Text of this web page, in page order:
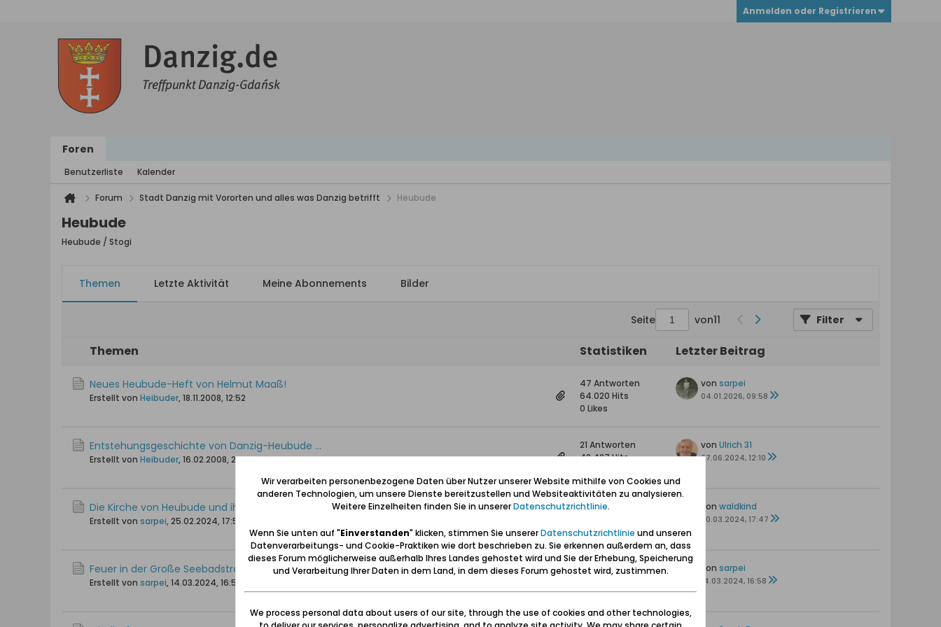
Anmelden oder Registrieren
Foren
Benutzerliste Kalender
Forum Stadt Danzig mit Vororten und alles was Danzig betrifft Heubude
Heubude
Heubude / Stogi
Themen Letzte Aktivität Meine Abonnements Bilder
Seite von11 Filter
Themen Statistiken Letzter Beitrag
Neues Heubude-Heft von Helmut Maaß!
Erstellt von Heibuder, 18.11.2008, 12:52
47 Antworten
64.020 Hits
0 Likes
von sarpei
04.01.2026, 09:58
Entstehungsgeschichte von Danzig-Heubude ...
Erstellt von Heibuder, 16.02.2008, 20:45
21 Antworten
48.427 Hits
von Ulrich 31
07.06.2024, 12:10
Die Kirche von Heubude und ihre Pfarrer
Erstellt von sarpei, 25.02.2024, 17:56
8 Antworten
0 Likes
von waldkind
30.03.2024, 17:47
Feuer in der Große Seebadstraße 16 (09.04.1933)
Erstellt von sarpei, 14.03.2024, 16:58
0 Antworten
0 Likes
von sarpei
14.03.2024, 16:58
Wir verarbeiten personenbezogene Daten über Nutzer unserer Website mithilfe von Cookies und
anderen Technologien, um unsere Dienste bereitzustellen und Websiteaktivitäten zu analysieren.
Weitere Einzelheiten finden Sie in unsererDatenschutzrichtlinie.
Wenn Sie unten auf "Einverstanden" klicken, stimmen Sie unsererDatenschutzrichtlinie und unseren
Datenverarbeitungs- und Cookie-Praktiken wie dort beschrieben zu. Sie erkennen außerdem an, dass
dieses Forum möglicherweise außerhalb Ihres Landes gehostet wird und Sie der Erhebung, Speicherung
und Verarbeitung Ihrer Daten in dem Land, in dem dieses Forum gehostet wird, zustimmen.
We process personal data about users of our site, through the use of cookies and other technologies,